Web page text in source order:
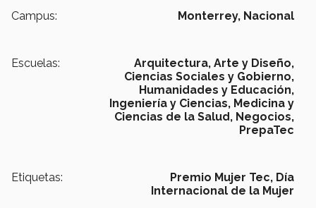
Campus: Monterrey, Nacional
Escuelas:
Arquitectura, Arte y Diseño,
Ciencias Sociales y Gobierno,
Humanidades y Educación,
Ingeniería y Ciencias, Medicina y
Ciencias de la Salud, Negocios,
PrepaTec
Etiquetas: Premio Mujer Tec, Día
Internacional de la Mujer